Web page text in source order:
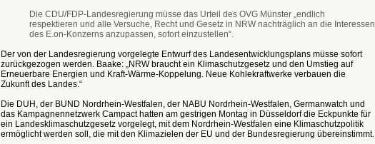
Die CDU/FDP-Landesregierung müsse das Urteil des OVG Münster „endlich
respektieren und alle Versuche, Recht und Gesetz in NRW nachträglich an die Interessen
des E.on-Konzerns anzupassen, sofort einzustellen“.
Der von der Landesregierung vorgelegte Entwurf des Landesentwicklungsplans müsse sofort
zurückgezogen werden. Baake: „NRW braucht ein Klimaschutzgesetz und den Umstieg auf
Erneuerbare Energien und Kraft-Wärme-Koppelung. Neue Kohlekraftwerke verbauen die
Zukunft des Landes.“
Die DUH, der BUND Nordrhein-Westfalen, der NABU Nordrhein-Westfalen, Germanwatch und
das Kampagnennetzwerk Campact hatten am gestrigen Montag in Düsseldorf die Eckpunkte für
ein Landesklimaschutzgesetz vorgelegt, mit dem Nordrhein-Westfalen eine Klimaschutzpolitik
ermöglicht werden soll, die mit den Klimazielen der EU und der Bundesregierung übereinstimmt.